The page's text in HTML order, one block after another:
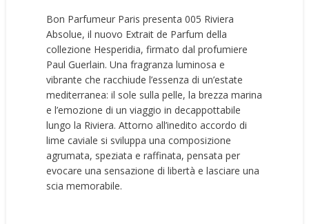
Bon Parfumeur Paris presenta 005 Riviera
Absolue, il nuovo Extrait de Parfum della
collezione Hesperidia, firmato dal profumiere
Paul Guerlain. Una fragranza luminosa e
vibrante che racchiude l’essenza di un’estate
mediterranea: il sole sulla pelle, la brezza marina
e l’emozione di un viaggio in decappottabile
lungo la Riviera. Attorno all’inedito accordo di
lime caviale si sviluppa una composizione
agrumata, speziata e raffinata, pensata per
evocare una sensazione di libertà e lasciare una
scia memorabile.